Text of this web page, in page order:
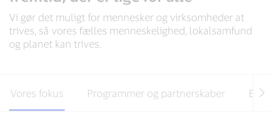
Vi gør det muligt for mennesker og virksomheder at
trives, så vores fælles menneskelighed, lokalsamfund
og planet kan trives.
Vores fokus Programmer og partnerskaber